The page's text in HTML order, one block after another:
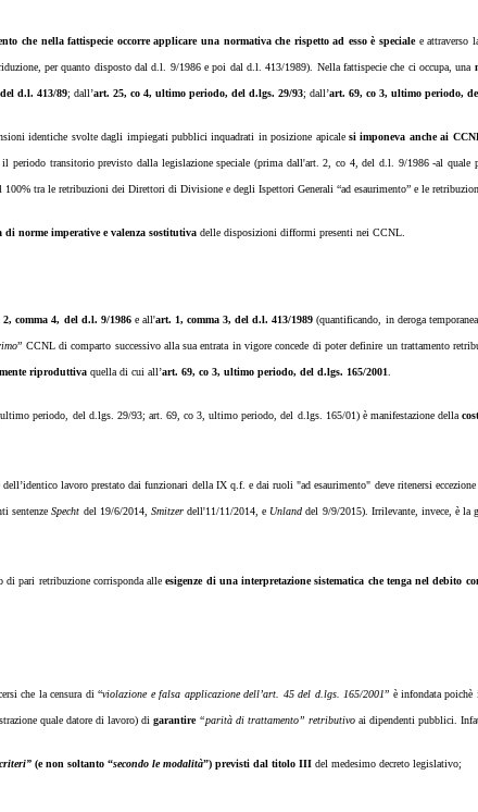
che nella fattispecie occorre applicare una normativa che rispetto ad esso è specialee attraverso
per quanto disposto dal d.l. 9/1986 e poi dal d.l. 413/1989). Nella fattispecie che ci occupa, una
d.l. 413/89; dall’art. 25, co 4, ultimo periodo, del d.lgs. 29/93; dall’art. 69, co 3, ultimo periodo,
identiche svolte dagli impiegati pubblici inquadrati in posizione apicale si imponeva anche ai
periodo transitorio previsto dalla legislazione speciale (prima dall'art. 2, co 4, del d.l. 9/1986 -al
tra le retribuzioni dei Direttori di Divisione e degli Ispettori Generali “ad esaurimento” e le
norme imperative e valenza sostitutiva delle disposizioni difformi presenti nei CCNL.
2, comma 4, del d.l. 9/1986e all'art. 1, comma 3, del d.l. 413/1989 (quantificando, in deroga
” CCNL di comparto successivo alla sua entrata in vigore concede di poter definire un trattamento
riproduttivaquella di cui all’art. 69, co 3, ultimo periodo, del d.lgs. 165/2001
periodo, del d.lgs. 29/93; art. 69, co 3, ultimo periodo, del d.lgs. 165/01) è manifestazione della
lavoro prestato dai funzionari della IX q.f. e dai ruoli "ad esaurimento" deve ritenersi
sentenzeSpecht del 19/6/2014, Smitzerdell'11/11/2014, e Unland del 9/9/2015). Irrilevante, invece, è la
di pari retribuzione corrisponda alleesigenze di una interpretazione sistematica che tenga nel debito
che la censura di “violazione e falsa applicazione dell’art. 45 del d.lgs. 165/2001” è infondata
quale datore di lavoro) di garantire “parità di trattamento” retributivo ai dipendenti pubblici.
(e non soltanto “secondo le modalità”) previsti dal titolo III del medesimo decreto legislativo;